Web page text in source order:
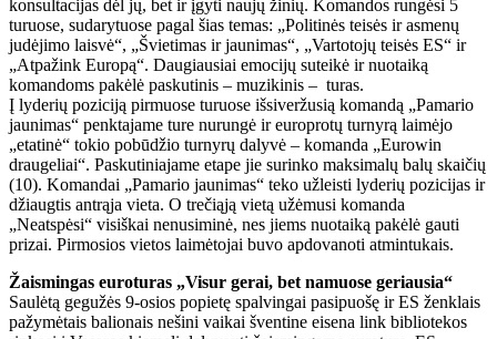
konsultacijas dėl jų, bet ir įgyti naujų žinių. Komandos rungėsi 5
turuose, sudarytuose pagal šias temas: „Politinės teisės ir asmenų
judėjimo laisvė“, „Švietimas ir jaunimas“, „Vartotojų teisės ES“ ir
„Atpažink Europą“. Daugiausiai emocijų suteikė ir nuotaiką
komandoms pakėlė paskutinis – muzikinis – turas.
Į lyderių poziciją pirmuose turuose išsiveržusią komandą „Pamario
jaunimas“ penktajame ture nurungė ir europrotų turnyrą laimėjo
„etatinė“ tokio pobūdžio turnyrų dalyvė – komanda „Eurowin
draugeliai“. Paskutiniajame etape jie surinko maksimalų balų skaičių
(10). Komandai „Pamario jaunimas“ teko užleisti lyderių pozicijas ir
džiaugtis antrąja vieta. O trečiąją vietą užėmusi komanda
„Neatspėsi“ visiškai nenusiminė, nes jiems nuotaiką pakėlė gauti
prizai. Pirmosios vietos laimėtojai buvo apdovanoti atmintukais.
Žaismingas euroturas „Visur gerai, bet namuose geriausia“
Saulėtą gegužės 9-osios popietę spalvingai pasipuošę ir ES ženklais
pažymėtais balionais nešini vaikai šventine eisena link bibliotekos